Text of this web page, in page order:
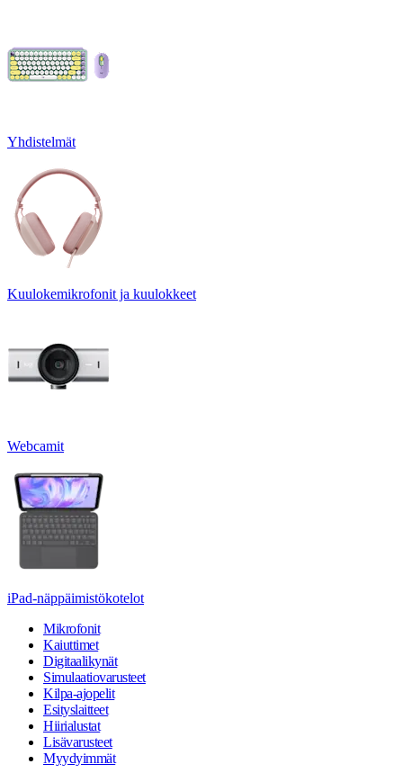
Yhdistelmät
Kuulokemikrofonit ja kuulokkeet
Webcamit
iPad-näppäimistökotelot
Mikrofonit
Kaiuttimet
Digitaalikynät
Simulaatiovarusteet
Kilpa-ajopelit
Esityslaitteet
Hiirialustat
Lisävarusteet
Myydyimmät